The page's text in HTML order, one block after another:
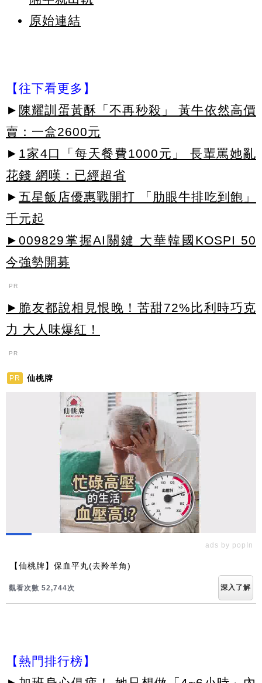
原始連結
【往下看更多】
► 陳耀訓蛋黃酥「不再秒殺」 黃牛依然高價
賣：一盒2600元
► 1家4口「每天餐費1000元」 長輩罵她亂
花錢 網嘆：已經超省
► 五星飯店優惠戰開打 「肋眼牛排吃到飽」
千元起
►009829掌握AI關鍵 大華韓國KOSPI 50
今強勢開募
PR
►脆友都說相見恨晚！苦甜72%比利時巧克
力 大人味爆紅！
PR
PR 仙桃牌
ads by popIn
【仙桃牌】保血平丸(去羚羊角)
觀看次數 52,750次 深入了解
【熱門排行榜】